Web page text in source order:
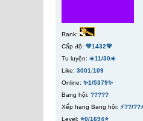
Rank:
Cấp độ: 💚1432💚
Tu luyện: ☀️11/30☀️
Like: 3001/109
Online: ✨1/5379✨
Bang hội: ?????
Xếp hạng Bang hội: ⚡??/
Level: ⭐0/1694⭐